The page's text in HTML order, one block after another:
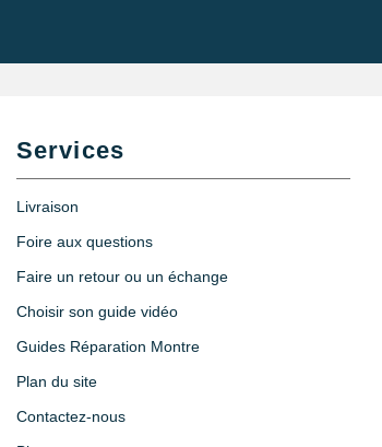
Services
Livraison
Foire aux questions
Faire un retour ou un échange
Choisir son guide vidéo
Guides Réparation Montre
Plan du site
Contactez-nous